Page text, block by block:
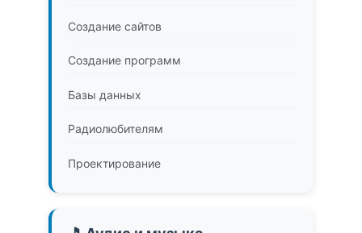
Создание сайтов
Создание программ
Базы данных
Радиолюбителям
Проектирование